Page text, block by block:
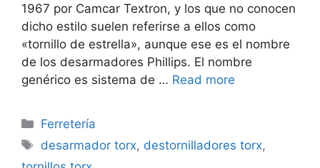
1967 por Camcar Textron,​ y los que no conocen
dicho estilo suelen referirse a ellos como
«tornillo de estrella», aunque ese es el nombre
de los desarmadores Phillips. El nombre
genérico es sistema de … Read more
Categorías
Ferretería
Etiquetas
desarmador torx, destornilladores torx,